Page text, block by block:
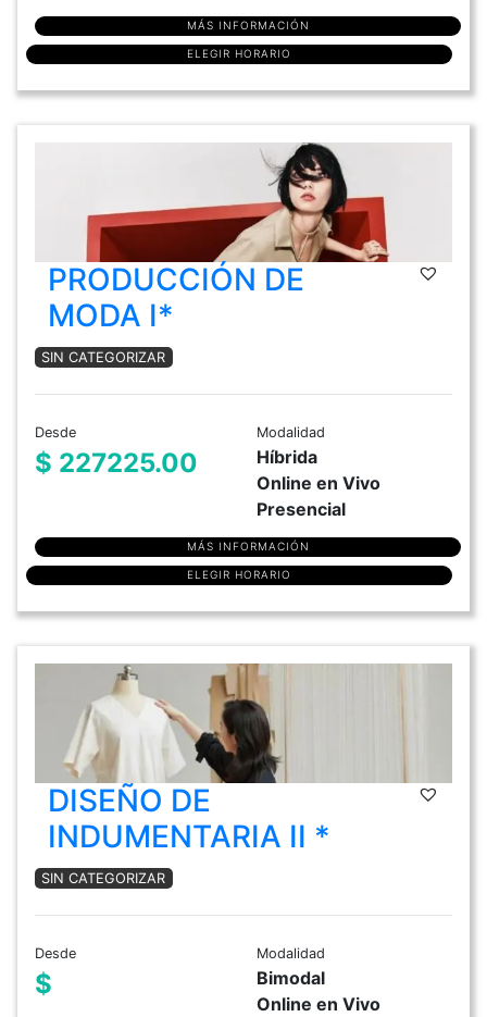
MÁS INFORMACIÓN
ELEGIR HORARIO
PRODUCCIÓN DE
MODA I*
SIN CATEGORIZAR
Desde
$ 227225.00
Modalidad
Híbrida
Online en Vivo
Presencial
MÁS INFORMACIÓN
ELEGIR HORARIO
DISEÑO DE
INDUMENTARIA II *
SIN CATEGORIZAR
Desde
$
Modalidad
Bimodal
Online en Vivo